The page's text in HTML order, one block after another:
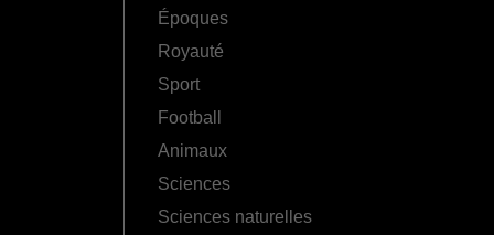
Époques
Royauté
Sport
Football
Animaux
Sciences
Sciences naturelles